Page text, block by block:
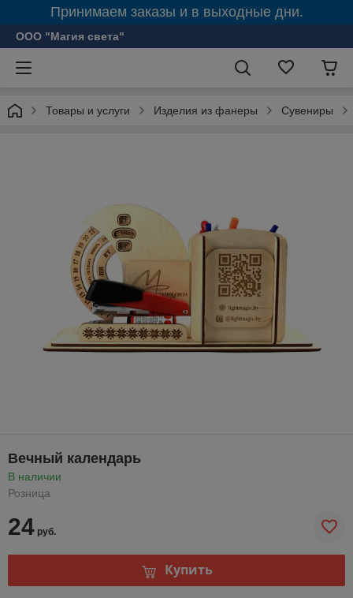
Принимаем заказы и в выходные дни.
ООО "Магия света"
Товары и услуги Изделия из фанеры Сувениры
Вечный календарь
В наличии
Розница
24 руб.
Купить